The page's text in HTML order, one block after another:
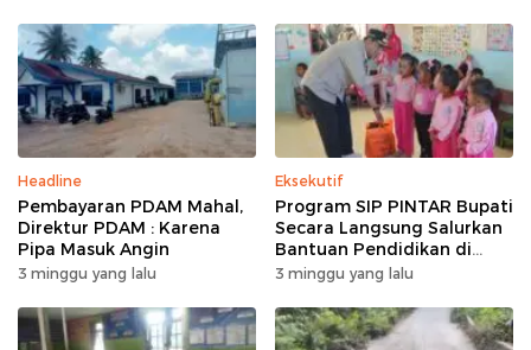
Headline
Pembayaran PDAM Mahal,
Direktur PDAM : Karena
Pipa Masuk Angin
3 minggu yang lalu
Eksekutif
Program SIP PINTAR Bupati
Secara Langsung Salurkan
Bantuan Pendidikan di
Desa Mampuak ll
3 minggu yang lalu